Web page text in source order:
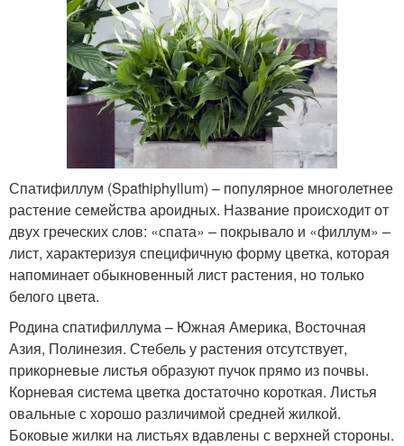
Спатифиллум (Spathiphyllum) – популярное многолетнее
растение семейства ароидных. Название происходит от
двух греческих слов: «спата» – покрывало и «филлум» –
лист, характеризуя специфичную форму цветка, которая
напоминает обыкновенный лист растения, но только
белого цвета.
Родина спатифиллума – Южная Америка, Восточная
Азия, Полинезия. Стебель у растения отсутствует,
прикорневые листья образуют пучок прямо из почвы.
Корневая система цветка достаточно короткая. Листья
овальные с хорошо различимой средней жилкой.
Боковые жилки на листьях вдавлены с верхней стороны.